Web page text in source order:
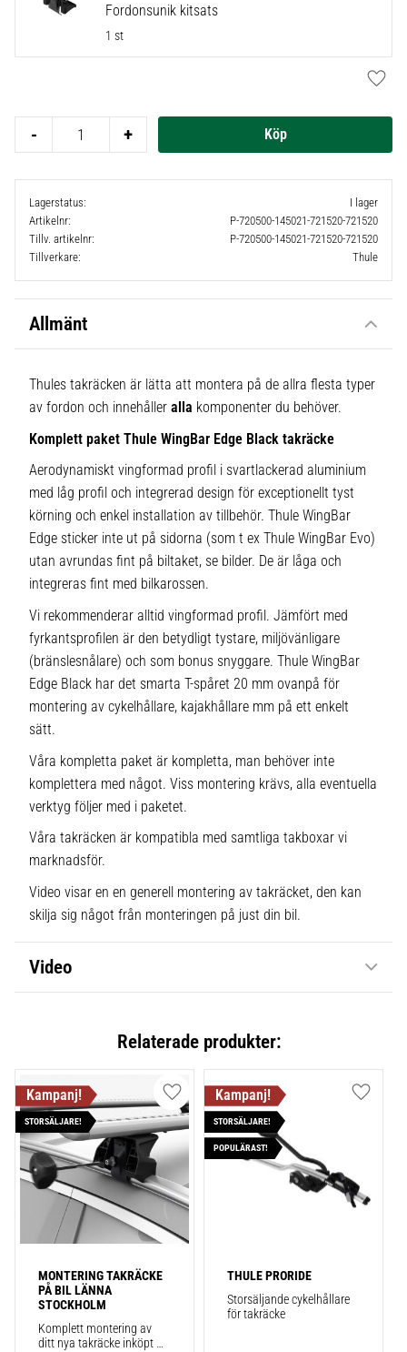
Fordonsunik kitsats
1 st
+
-
Lagerstatus
I lager
Artikelnr
P-720500-145021-721520-721520
Tillv. artikelnr
P-720500-145021-721520-721520
Tillverkare
Thule
Allmänt
Thules takräcken är lätta att montera på de allra flesta typer
av fordon och innehåller alla komponenter du behöver.
Komplett paket Thule WingBar Edge Black takräcke
Aerodynamiskt vingformad profil i svartlackerad aluminium
med låg profil och integrerad design för exceptionellt tyst
körning och enkel installation av tillbehör. Thule WingBar
Edge sticker inte ut på sidorna (som t ex Thule WingBar Evo)
utan avrundas fint på biltaket, se bilder. De är låga och
integreras fint med bilkarossen.
Vi rekommenderar alltid vingformad profil. Jämfört med
fyrkantsprofilen är den betydligt tystare, miljövänligare
(bränslesnålare) och som bonus snyggare. Thule WingBar
Edge Black har det smarta T-spåret 20 mm ovanpå för
montering av cykelhållare, kajakhållare mm på ett enkelt
sätt.
Våra kompletta paket är kompletta, man behöver inte
komplettera med något. Viss montering krävs, alla eventuella
verktyg följer med i paketet.
Våra takräcken är kompatibla med samtliga takboxar vi
marknadsför.
Video visar en en generell montering av takräcket, den kan
skilja sig något från monteringen på just din bil.
Video
Relaterade produkter:
MONTERING TAKRÄCKE
PÅ BIL LÄNNA
STOCKHOLM
Komplett montering av
ditt nya takräcke inköpt
STORSÄLJARE!
Lägg till i favoriter
THULE PRORIDE
Storsäljande cykelhållare
för takräcke
STORSÄLJARE!
POPULÄRAST!
Lägg